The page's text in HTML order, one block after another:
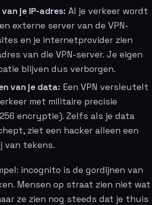
je IP-adres: Al je verkeer wordt
externe server van de VPN-
en je internetprovider zien
van die VPN-server. Je eigen
blijven dus verborgen.
van je data: Een VPN versleutelt
met militaire precisie
encryptie). Zelfs als je data
ziet een hacker alleen een
van tekens.
incognito is de gordijnen van
Mensen op straat zien niet wat
ze zien nog steeds dat je thuis